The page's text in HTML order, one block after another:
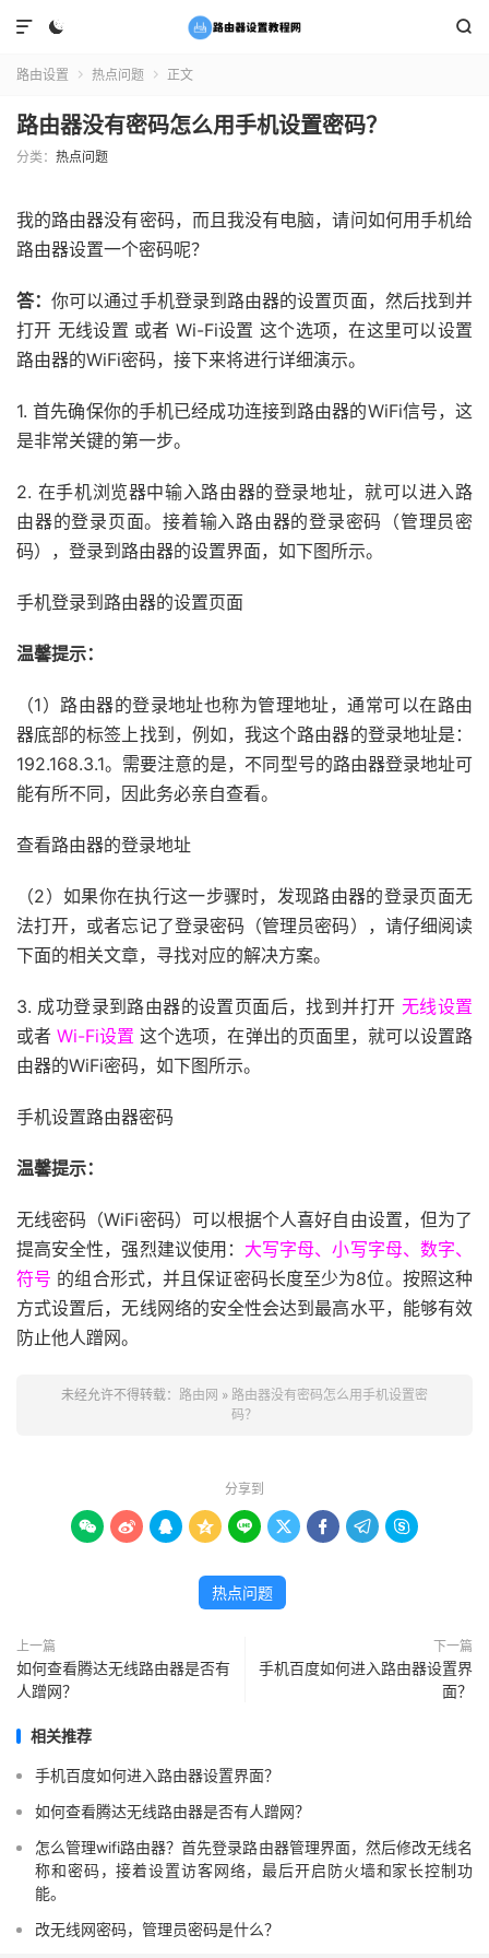
 

路由设置  热点问题  正文
路由器没有密码怎么用手机设置密码？
分类： 热点问题
我的路由器没有密码，而且我没有电脑，请问如何用手机给
路由器设置一个密码呢？
答：你可以通过手机登录到路由器的设置页面，然后找到并
打开 无线设置 或者 Wi-Fi设置 这个选项，在这里可以设置
路由器的WiFi密码，接下来将进行详细演示。
1. 首先确保你的手机已经成功连接到路由器的WiFi信号，这
是非常关键的第一步。
2. 在手机浏览器中输入路由器的登录地址，就可以进入路
由器的登录页面。接着输入路由器的登录密码（管理员密
码），登录到路由器的设置界面，如下图所示。
手机登录到路由器的设置页面
温馨提示：
（1）路由器的登录地址也称为管理地址，通常可以在路由
器底部的标签上找到，例如，我这个路由器的登录地址是：
192.168.3.1。需要注意的是，不同型号的路由器登录地址可
能有所不同，因此务必亲自查看。
查看路由器的登录地址
（2）如果你在执行这一步骤时，发现路由器的登录页面无
法打开，或者忘记了登录密码（管理员密码），请仔细阅读
下面的相关文章，寻找对应的解决方案。
3. 成功登录到路由器的设置页面后，找到并打开 无线设置
或者Wi-Fi设置 这个选项，在弹出的页面里，就可以设置路
由器的WiFi密码，如下图所示。
手机设置路由器密码
温馨提示：
无线密码（WiFi密码）可以根据个人喜好自由设置，但为了
提高安全性，强烈建议使用： 大写字母、小写字母、数字、
符号 的组合形式，并且保证密码长度至少为8位。按照这种
方式设置后，无线网络的安全性会达到最高水平，能够有效
防止他人蹭网。
未经允许不得转载： 路由网 » 路由器没有密码怎么用手机设置密
码？
分享到
        
热点问题
上一篇
如何查看腾达无线路由器是否有
人蹭网？
下一篇
手机百度如何进入路由器设置界
面？
相关推荐
手机百度如何进入路由器设置界面？
如何查看腾达无线路由器是否有人蹭网？
怎么管理wifi路由器？首先登录路由器管理界面，然后修改无线名
称和密码，接着设置访客网络，最后开启防火墙和家长控制功
能。
改无线网密码，管理员密码是什么？